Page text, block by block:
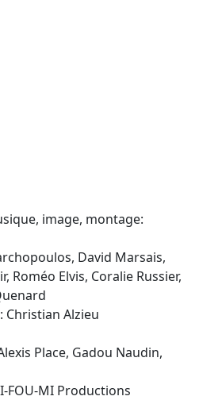
image, montage:
David Marsais,
Roméo Elvis, Coralie Russier,
Christian Alzieu
Place, Gadou Naudin,
FOU-MI Productions